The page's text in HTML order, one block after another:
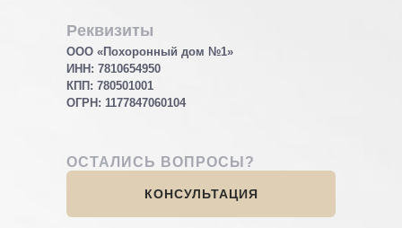
ОСТАЛИСЬ ВОПРОСЫ?
КОНСУЛЬТАЦИЯ
Реквизиты
ООО «Похоронный дом №1»
ИНН: 7810654950
КПП: 780501001
ОГРН: 1177847060104